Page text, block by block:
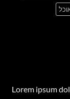
Lorem ipsum